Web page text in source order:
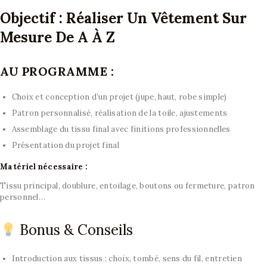
Objectif : Réaliser Un Vêtement Sur
Mesure De A À Z
AU PROGRAMME :
Choix et conception d’un projet (jupe, haut, robe simple)
Patron personnalisé, réalisation de la toile, ajustements
Assemblage du tissu final avec finitions professionnelles
Présentation du projet final
Matériel nécessaire :
Tissu principal, doublure, entoilage, boutons ou fermeture, patron
personnel…
Bonus & Conseils
Introduction aux tissus : choix, tombé, sens du fil, entretien